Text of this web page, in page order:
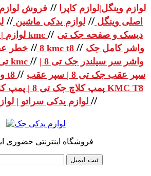
لوازم وینگل|لوازم کاپرا// فروش
اصلی وینگل// لوازم یدکی ماشین//
| لوازم یدکی جک t8 | لوازم kmc // دیسک و صفحه جک تی
8
// خطر عقب جک تی 8 | خطر kmc t8 // واشر کامل جک
تی 8 | واشر کامل جک kmc // واشر سر سیلندر جک تی 8 |
واشر سر سیلندر جک t8 // سپر عقب جک تی 8 | سپر عقب
پمپ کلاچ جک تی 8 | پمپ کلاچ KMC T8
//
فروشگاه اینترنتی حضوری
ثبت ایمیل